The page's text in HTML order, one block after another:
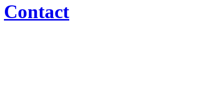
Contact